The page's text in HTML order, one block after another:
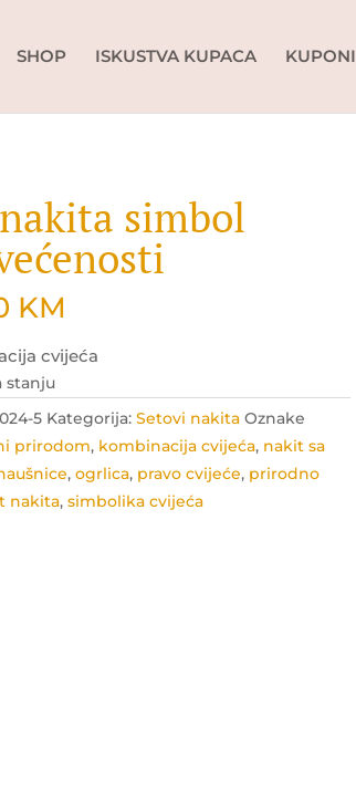
SHOP ISKUSTVA KUPACA KUPONI
simbol
KM
cvijeća
stanju
5 Kategorija:Setovi nakita Oznake
prirodom, kombinacija cvijeća, nakit sa
,ogrlica, pravo cvijeće, prirodno
nakita,simbolika cvijeća